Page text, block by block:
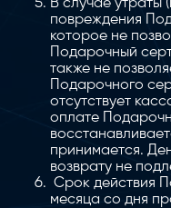
В случае утраты
повреждения
которое не
Подарочный
также не
Подарочного
отсутствует
оплате
принимается.
возврату не
Срок действия
месяца со дня